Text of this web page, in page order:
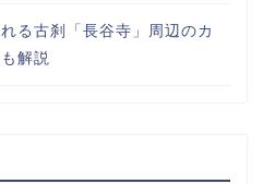
る古刹「長谷寺」周辺のカ
解説